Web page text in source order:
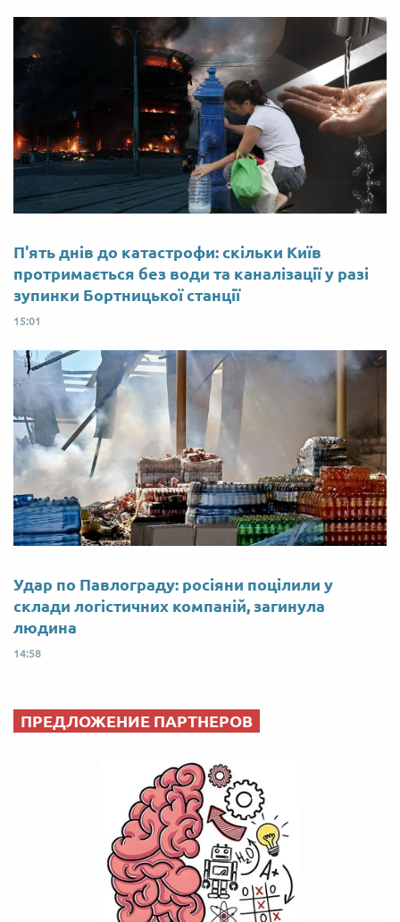
П'ять днів до катастрофи: скільки Київ
протримається без води та каналізації у разі
зупинки Бортницької станції
15:01
Удар по Павлограду: росіяни поцілили у
склади логістичних компаній, загинула
людина
14:58
ПРЕДЛОЖЕНИЕ ПАРТНЕРОВ